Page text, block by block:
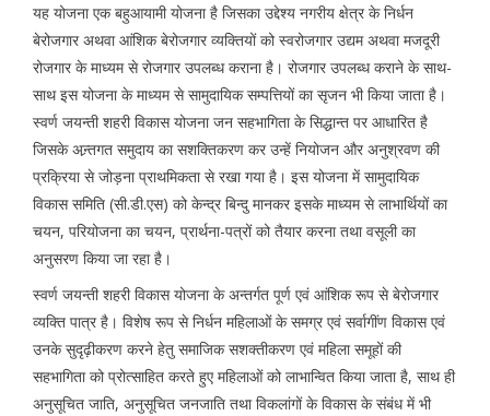
यह योजना एक बहुआयामी योजना है जिसका उद्देश्य नगरीय क्षेत्र के निर्धन
बेरोजगार अथवा आंशिक बेरोजगार व्यक्तियों को स्वरोजगार उद्यम अथवा मजदूरी
रोजगार के माध्यम से रोजगार उपलब्ध कराना है। रोजगार उपलब्ध कराने के साथ-
साथ इस योजना के माध्यम से सामुदायिक सम्पत्तियों का सृजन भी किया जाता है।
स्वर्ण जयन्ती शहरी विकास योजना जन सहभागिता के सिद्धान्त पर आधारित है
जिसके अन्र्तगत समुदाय का सशक्तिकरण कर उन्हें नियोजन और अनुश्रवण की
प्रक्रिया से जोड़ना प्राथमिकता से रखा गया है। इस योजना में सामुदायिक
विकास समिति (सी.डी.एस) को केन्द्र बिन्दु मानकर इसके माध्यम से लाभार्थियों का
चयन, परियोजना का चयन, प्रार्थना-पत्रों को तैयार करना तथा वसूली का
अनुसरण किया जा रहा है।
स्वर्ण जयन्ती शहरी विकास योजना के अन्तर्गत पूर्ण एवं आंशिक रूप से बेरोजगार
व्यक्ति पात्र है। विशेष रूप से निर्धन महिलाओं के समग्र एवं सर्वागींण विकास एवं
उनके सुदृढ़ीकरण करने हेतु समाजिक सशक्तीकरण एवं महिला समूहों की
सहभागिता को प्रोत्साहित करते हुए महिलाओं को लाभान्वित किया जाता है, साथ ही
अनुसूचित जाति, अनुसूचित जनजाति तथा विकलांगों के विकास के संबंध में भी